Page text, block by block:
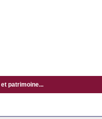
patrimoine...